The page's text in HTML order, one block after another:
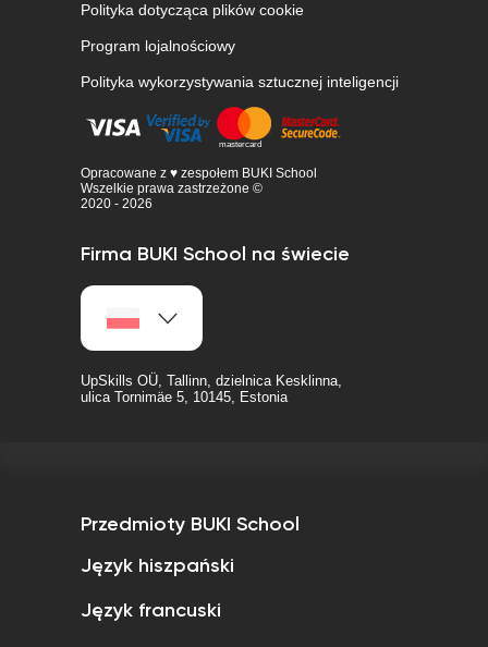
Polityka dotycząca plików cookie
Program lojalnościowy
Polityka wykorzystywania sztucznej inteligencji
Opracowane z ♥ zespołem BUKI School
Wszelkie prawa zastrzeżone ©
2020 - 2026
Firma BUKI School na świecie
UpSkills OÜ, Tallinn, dzielnica Kesklinna,
ulica Tornimäe 5, 10145, Estonia
Przedmioty BUKI School
Język hiszpański
Język francuski